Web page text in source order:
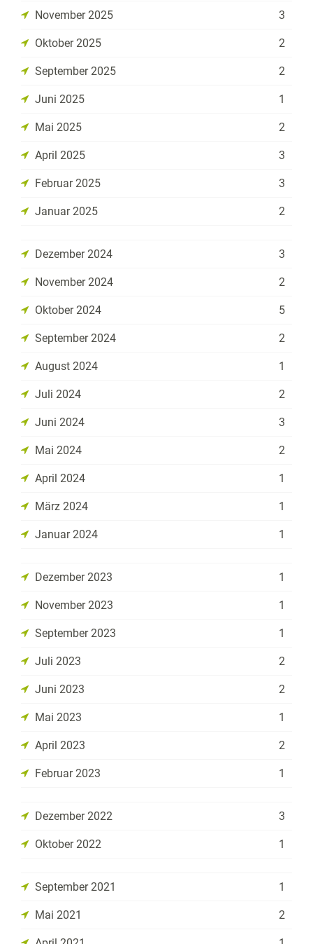
November 2025 3
Oktober 2025 2
September 2025 2
Juni 2025 1
Mai 2025 2
April 2025 3
Februar 2025 3
Januar 2025 2
Dezember 2024 3
November 2024 2
Oktober 2024 5
September 2024 2
August 2024 1
Juli 2024 2
Juni 2024 3
Mai 2024 2
April 2024 1
März 2024 1
Januar 2024 1
Dezember 2023 1
November 2023 1
September 2023 1
Juli 2023 2
Juni 2023 2
Mai 2023 1
April 2023 2
Februar 2023 1
Dezember 2022 3
Oktober 2022 1
September 2021 1
Mai 2021 2